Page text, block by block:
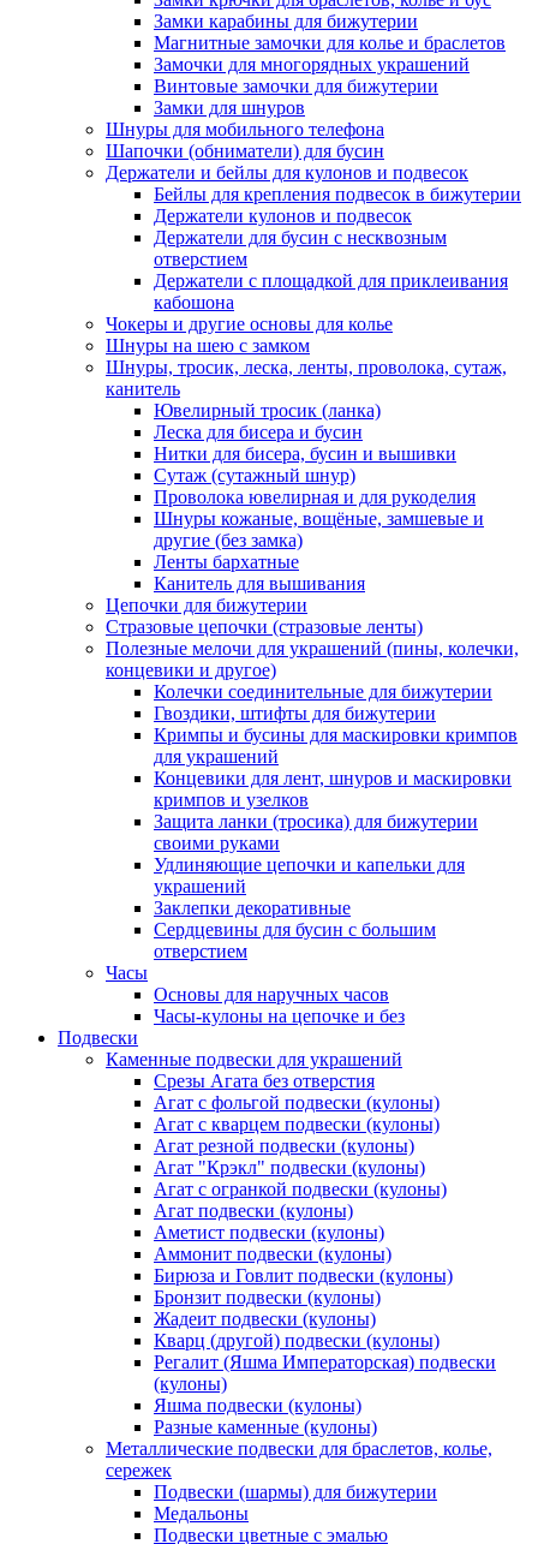
Замки карабины для бижутерии
Магнитные замочки для колье и браслетов
Замочки для многорядных украшений
Винтовые замочки для бижутерии
Замки для шнуров
Шнуры для мобильного телефона
Шапочки (обниматели) для бусин
Держатели и бейлы для кулонов и подвесок
Бейлы для крепления подвесок в бижутерии
Держатели кулонов и подвесок
Держатели для бусин с несквозным
отверстием
Держатели с площадкой для приклеивания
кабошона
Чокеры и другие основы для колье
Шнуры на шею с замком
Шнуры, тросик, леска, ленты, проволока, сутаж,
канитель
Ювелирный тросик (ланка)
Леска для бисера и бусин
Нитки для бисера, бусин и вышивки
Сутаж (сутажный шнур)
Проволока ювелирная и для рукоделия
Шнуры кожаные, вощёные, замшевые и
другие (без замка)
Ленты бархатные
Канитель для вышивания
Цепочки для бижутерии
Стразовые цепочки (стразовые ленты)
Полезные мелочи для украшений (пины, колечки,
концевики и другое)
Колечки соединительные для бижутерии
Гвоздики, штифты для бижутерии
Кримпы и бусины для маскировки кримпов
для украшений
Концевики для лент, шнуров и маскировки
кримпов и узелков
Защита ланки (тросика) для бижутерии
своими руками
Удлиняющие цепочки и капельки для
украшений
Заклепки декоративные
Сердцевины для бусин с большим
отверстием
Часы
Основы для наручных часов
Часы-кулоны на цепочке и без
Подвески
Каменные подвески для украшений
Срезы Агата без отверстия
Агат с фольгой подвески (кулоны)
Агат с кварцем подвески (кулоны)
Агат резной подвески (кулоны)
Агат "Крэкл" подвески (кулоны)
Агат с огранкой подвески (кулоны)
Агат подвески (кулоны)
Аметист подвески (кулоны)
Аммонит подвески (кулоны)
Бирюза и Говлит подвески (кулоны)
Бронзит подвески (кулоны)
Жадеит подвески (кулоны)
Кварц (другой) подвески (кулоны)
Регалит (Яшма Императорская) подвески
(кулоны)
Яшма подвески (кулоны)
Разные каменные (кулоны)
Металлические подвески для браслетов, колье,
сережек
Подвески (шармы) для бижутерии
Медальоны
Подвески цветные с эмалью